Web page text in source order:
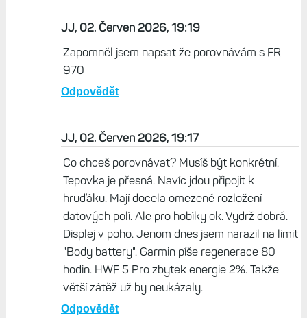
JJ, 02. Červen 2026, 19:19
Zapomněl jsem napsat že porovnávám s FR
970
Odpovědět
JJ, 02. Červen 2026, 19:17
Co chceš porovnávat? Musíš být konkrétní.
Tepovka je přesná. Navíc jdou připojit k
hruďáku. Mají docela omezené rozložení
datových polí. Ale pro hobíky ok. Vydrž dobrá.
Displej v poho. Jenom dnes jsem narazil na limit
"Body battery". Garmin píše regenerace 80
hodin. HWF 5 Pro zbytek energie 2%. Takže
větší zátěž už by neukázaly.
Odpovědět